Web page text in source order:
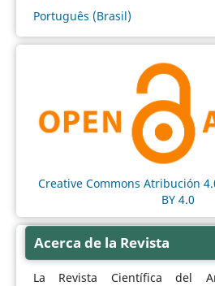
Português (Brasil)
Creative Commons Atribución
BY 4.0
Acerca de la Revista
La Revista Científica del